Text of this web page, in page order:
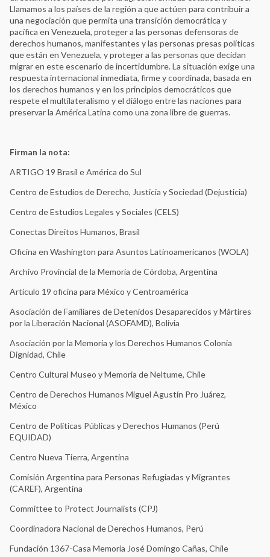
Llamamos a los países de la región a que actúen para contribuir a
una negociación que permita una transición democrática y
pacífica en Venezuela, proteger a las personas defensoras de
derechos humanos, manifestantes y las personas presas políticas
que están en Venezuela, y proteger a las personas que decidan
migrar en este escenario de incertidumbre. La situación exige una
respuesta internacional inmediata, firme y coordinada, basada en
los derechos humanos y en los principios democráticos que
respete el multilateralismo y el diálogo entre las naciones para
preservar la América Latina como una zona libre de guerras.
Firman la nota:
ARTIGO 19 Brasil e América do Sul
Centro de Estudios de Derecho, Justicia y Sociedad (Dejusticia)
Centro de Estudios Legales y Sociales (CELS)
Conectas Direitos Humanos, Brasil
Oficina en Washington para Asuntos Latinoamericanos (WOLA)
Archivo Provincial de la Memoria de Córdoba, Argentina
Artículo 19 oficina para México y Centroamérica
Asociación de Familiares de Detenidos Desaparecidos y Mártires
por la Liberación Nacional (ASOFAMD), Bolivia
Asociación por la Memoria y los Derechos Humanos Colonia
Dignidad, Chile
Centro Cultural Museo y Memoria de Neltume, Chile
Centro de Derechos Humanos Miguel Agustín Pro Juárez,
México
Centro de Políticas Públicas y Derechos Humanos (Perú
EQUIDAD)
Centro Nueva Tierra, Argentina
Comisión Argentina para Personas Refugiadas y Migrantes
(CAREF), Argentina
Committee to Protect Journalists (CPJ)
Coordinadora Nacional de Derechos Humanos, Perú
Fundación 1367-Casa Memoria José Domingo Cañas, Chile